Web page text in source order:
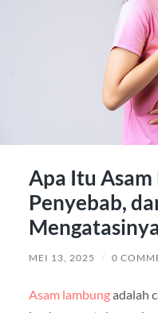
Apa Itu Asam
Penyebab,
MEI 13, 2025 / 0
Asam lambungadalah